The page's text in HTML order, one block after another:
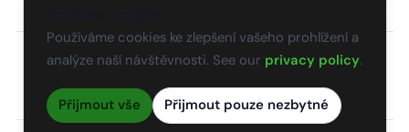
Používáme cookies ke zlepšení vašeho prohlížení a
analýze naší návštěvnosti. See our privacy policy.
Přijmout vše
Přijmout pouze nezbytné